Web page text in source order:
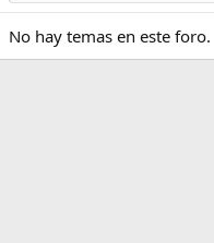
No hay temas en este foro.